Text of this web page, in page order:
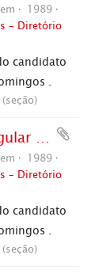
1989
– Diretório
candidato
.
Propaganda política irregular da candidatura “Afif Presidente” (PL) nas eleições de 1989 (São Paulo-SP, 1989). / Crédito: Autoria desconhecida
1989
– Diretório
candidato
.